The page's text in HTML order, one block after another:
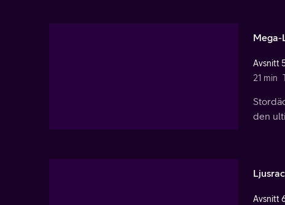
Mega-
Avsnitt
21 min
den
Avsnitt